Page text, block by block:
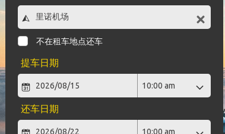
不在租车地点还车
提车日期
还车日期